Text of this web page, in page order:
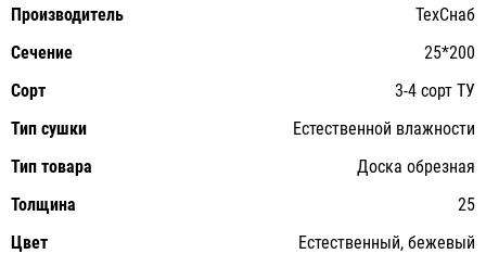
Производитель
ТехСнаб
Сечение
25*200
Сорт
3-4 сорт ТУ
Тип сушки
Естественной влажности
Тип товара
Доска обрезная
Толщина
25
Цвет
Естественный, бежевый